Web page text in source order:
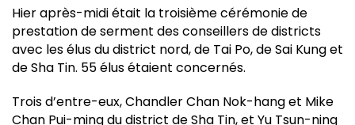
Hier après-midi était la troisième cérémonie de
prestation de serment des conseillers de districts
avec les élus du district nord, de Tai Po, de Sai Kung et
de Sha Tin. 55 élus étaient concernés.
Trois d’entre-eux, Chandler Chan Nok-hang et Mike
Chan Pui-ming du district de Sha Tin, et Yu Tsun-ning